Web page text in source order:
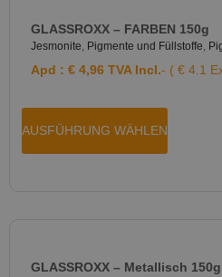
GLASSROXX – FARBEN 150g
Jesmonite, Pigmente und Füllstoffe,
Apd : € 4,96 TVA Incl.- ( € 4.1
AUSFÜHRUNG WÄHLEN
GLASSROXX – Metallisch 150g